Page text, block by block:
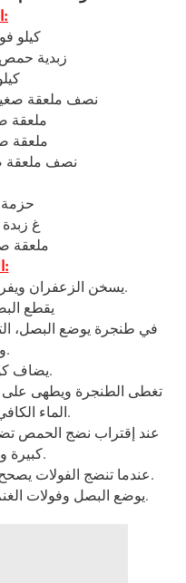
المقادير:
- 1 كيلو
- 1 زبدية
- 1
-1
- نصف ملعقة
- 1
- 100 غ
- 1
الطريقة:
- يسخن الزعفران ويفرك ثم ينقع في الماء الدافئ.
- يقطع
والحمص.
- يضاف كوبين من الماء.
الماء الكافي خلال مدة الطهي.
كبيرة وحزمة الكزبرة.
- عندما تنضج الفولات يصحح الذوق وتزال الطنجرة من النار.
- يوضع البصل وفولات الغنم في طبق التقديم ثم الحمص.